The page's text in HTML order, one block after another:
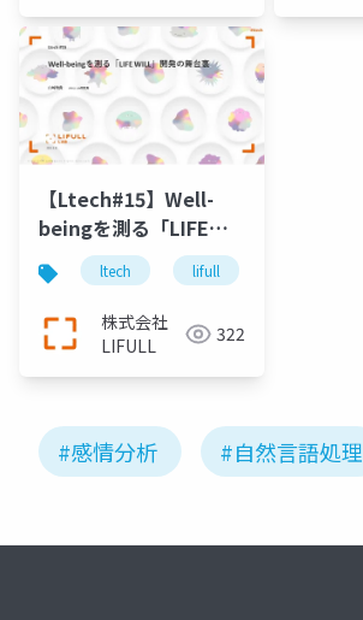
【Ltech#15】Well-
beingを測る「LIFE
WILL」開発の舞台裏
ltech lifull
株式会社
LIFULL
322
#感情分析 #自然言語処理